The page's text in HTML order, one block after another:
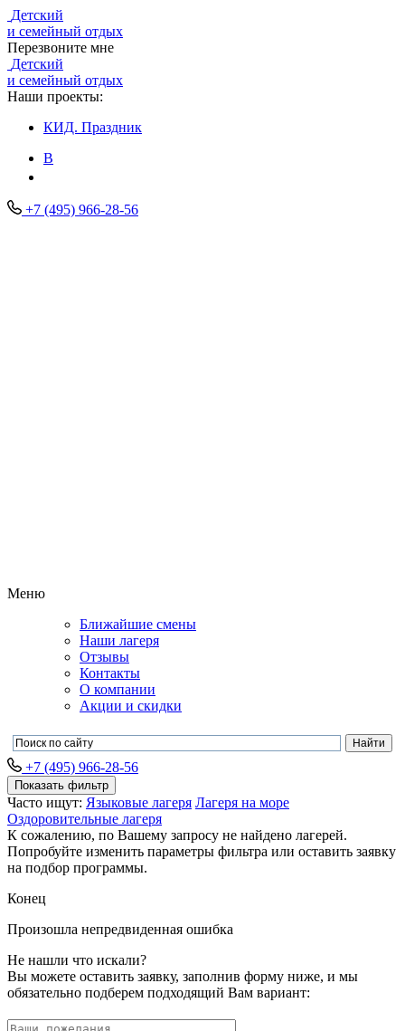
Детский
и семейный отдых
Перезвоните мне
Детский
и семейный отдых
Наши проекты:
КИД. Праздник
В
+7 (495) 966-28-56
Меню
Ближайшие смены
Наши лагеря
Отзывы
Контакты
О компании
Акции и скидки
+7 (495) 966-28-56
Показать фильтр
Часто ищут: Языковые лагеря Лагеря на море
Оздоровительные лагеря
К сожалению, по Вашему запросу не найдено лагерей.
Попробуйте изменить параметры фильтра или оставить заявку
на подбор программы.
Конец
Произошла непредвиденная ошибка
Не нашли что искали?
Вы можете оставить заявку, заполнив форму ниже, и мы
обязательно подберем подходящий Вам вариант: